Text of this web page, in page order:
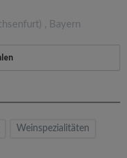
, Bayern
Weinspezialitäten